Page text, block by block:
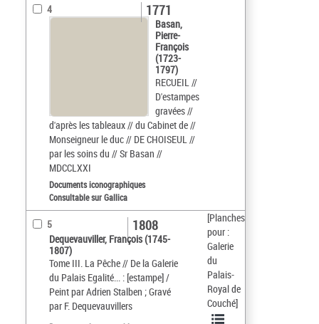
4
Basan,
Pierre-
François
(1723-
1797)
RECUEIL //
D'estampes
gravées //
d'après les tableaux // du Cabinet de //
Monseigneur le duc // DE CHOISEUL //
par les soins du // Sr Basan //
MDCCLXXI
1771
Documents iconographiques
Consultable sur Gallica
5
Dequevauviller, François (1745-
1807)
Tome III. La Pêche // De la Galerie
du Palais Egalité... : [estampe] /
Peint par Adrien Stalben ; Gravé
par F. Dequevauvillers
1808
[Planches
pour :
Galerie
du
Palais-
Royal de
Couché]